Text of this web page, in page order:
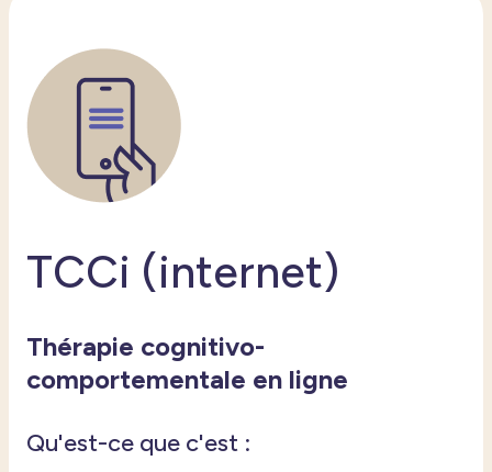
TCCi (internet)
Thérapie cognitivo-
comportementale en ligne
Qu'est-ce que c'est :